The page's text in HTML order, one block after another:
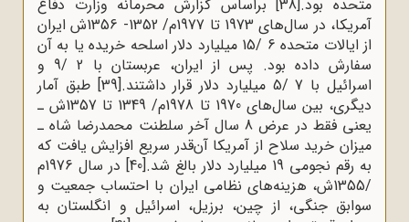
متحده بود.[38]
براساس گزارش محرمانه وزارت دفاع
آمریکا، در سال‌های 1973 تا 1977م/ 1352- 1356ش ایران
از ایالات متحده 6 /15 میلیارد دلار اسلحه خریده یا به آن
سفارش داده بود. پس از ایران، عربستان با 2 /9 و
اسرائیل با 7 /5 میلیارد دلار قرار داشتند.
[39]
طبق آمار
دیگری، بین سال‌های 1970 تا 1978م/ 1349 تا 1357ش ـ
یعنی فقط در عرض 8 سال آخر سلطنت محمدرضا شاه ـ
میزان خرید سلاح از آمریکا آن‌قدر سریع افزایش یافت که
به رقم نجومی 19 میلیارد دلار بالغ شد.
[40]
در سال 1976م
/1355ش، هزینه‌های نظامی ایران با احتساب جمعیت و
سوابق جنگی، از چین، برزیل، اسرائیل و انگلستان به